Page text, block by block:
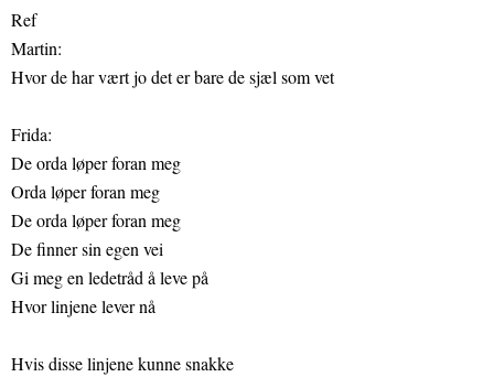
Ref
Martin:
Hvor de har vært jo det er bare de sjæl som vet
Frida:
De orda løper foran meg
Orda løper foran meg
De orda løper foran meg
De finner sin egen vei
Gi meg en ledetråd å leve på
Hvor linjene lever nå
Hvis disse linjene kunne snakke